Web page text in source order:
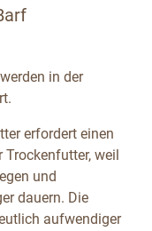
in der
erfordert einen
weil
und
dauern. Die
aufwendiger